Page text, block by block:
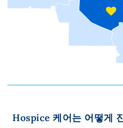
Hospice 케어는 어떻게